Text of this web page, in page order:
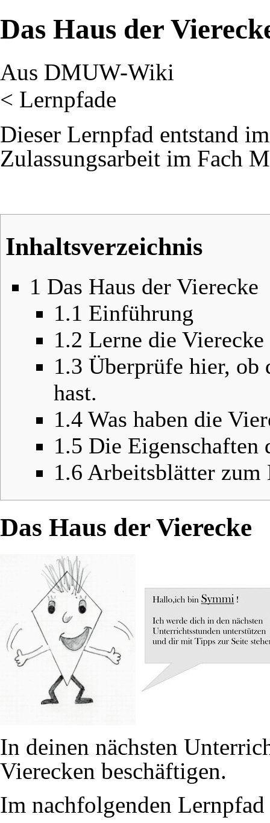
Das Haus der
Aus DMUW-Wiki
< Lernpfade
Dieser Lernpfad entstand
Zulassungsarbeit im Fach
Inhaltsverzeichnis
1 Das Haus der Vierecke
1.1 Einführung
1.2 Lerne die Vierecke
1.3 Überprüfe hier, ob
hast.
1.4 Was haben die
1.5 Die
1.6 Arbeitsblätter zum
Das Haus der Vierecke
In deinen nächsten
Vierecken beschäftigen.
Im nachfolgenden